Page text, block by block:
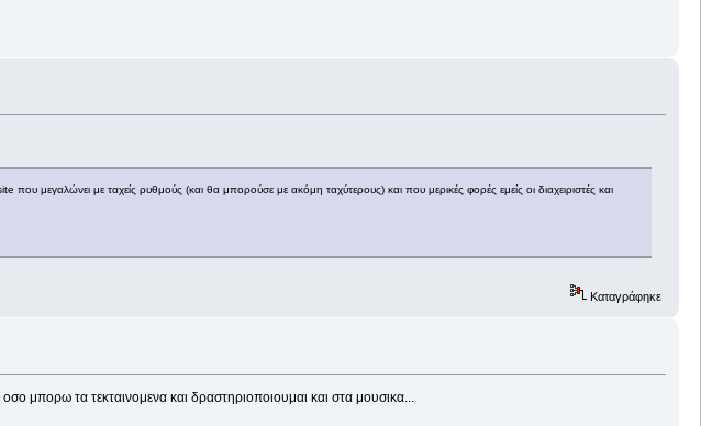
που μεγαλώνει με ταχείς ρυθμούς (και θα μπορούσε με ακόμη ταχύτερους) και που μερικές φορές εμείς οι διαχειριστές και
Καταγράφηκε
μπορω τα τεκταινομενα και δραστηριοποιουμαι και στα μουσικα...